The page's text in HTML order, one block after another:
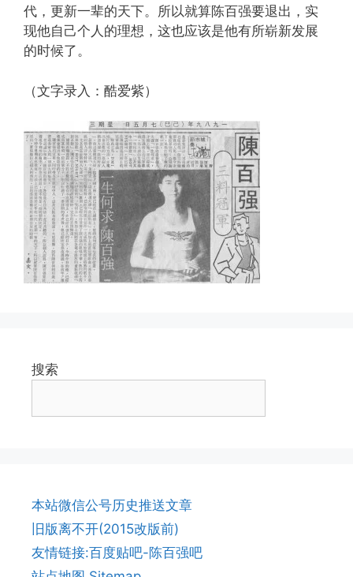
代，更新一辈的天下。所以就算陈百强要退出，实
现他自己个人的理想，这也应该是他有所崭新发展
的时候了。
（文字录入：酷爱紫）
搜索
本站微信公号历史推送文章
旧版离不开(2015改版前)
友情链接:百度贴吧-陈百强吧